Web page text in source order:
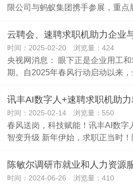
限公司与蚂蚁集团携手参展，重点
云聘会、速聘求职机助力企业
时间：2025-02-20 浏览量：424
央视网消息： 眼下正是企业用工
期。自2025年春风行动启动以来，
讯丰AI数字人+速聘求职机助力
时间：2025-02-14 浏览量：550
春风送岗，科技赋能！讯丰AI数字
智变升级 新年伊始，求职正当时！
时间：2024-06-26 浏览量：410